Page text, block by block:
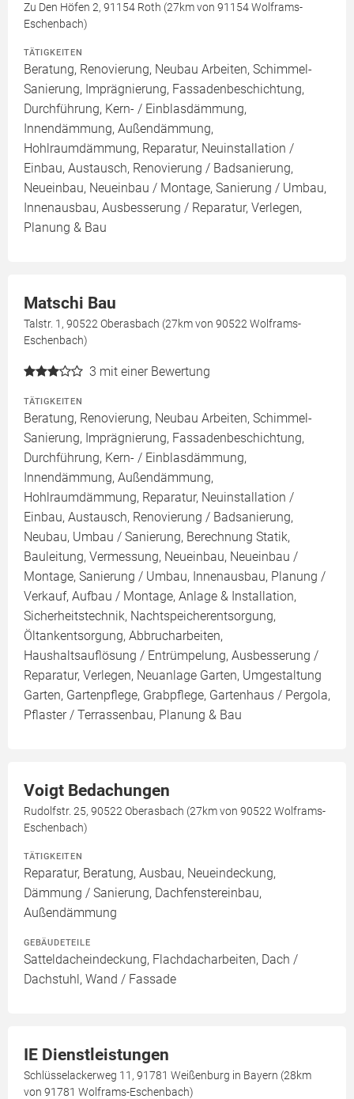
Zu Den Höfen 2, 91154 Roth (27km von 91154 Wolframs-
Eschenbach)
TÄTIGKEITEN
Beratung, Renovierung, Neubau Arbeiten, Schimmel-
Sanierung, Imprägnierung, Fassadenbeschichtung,
Durchführung, Kern- / Einblasdämmung,
Innendämmung, Außendämmung,
Hohlraumdämmung, Reparatur, Neuinstallation /
Einbau, Austausch, Renovierung / Badsanierung,
Neueinbau, Neueinbau / Montage, Sanierung / Umbau,
Innenausbau, Ausbesserung / Reparatur, Verlegen,
Planung & Bau
Matschi Bau
Talstr. 1, 90522 Oberasbach (27km von 90522 Wolframs-
Eschenbach)
3 mit einer Bewertung
TÄTIGKEITEN
Beratung, Renovierung, Neubau Arbeiten, Schimmel-
Sanierung, Imprägnierung, Fassadenbeschichtung,
Durchführung, Kern- / Einblasdämmung,
Innendämmung, Außendämmung,
Hohlraumdämmung, Reparatur, Neuinstallation /
Einbau, Austausch, Renovierung / Badsanierung,
Neubau, Umbau / Sanierung, Berechnung Statik,
Bauleitung, Vermessung, Neueinbau, Neueinbau /
Montage, Sanierung / Umbau, Innenausbau, Planung /
Verkauf, Aufbau / Montage, Anlage & Installation,
Sicherheitstechnik, Nachtspeicherentsorgung,
Öltankentsorgung, Abbrucharbeiten,
Haushaltsauflösung / Entrümpelung, Ausbesserung /
Reparatur, Verlegen, Neuanlage Garten, Umgestaltung
Garten, Gartenpflege, Grabpflege, Gartenhaus / Pergola,
Pflaster / Terrassenbau, Planung & Bau
Voigt Bedachungen
Rudolfstr. 25, 90522 Oberasbach (27km von 90522 Wolframs-
Eschenbach)
TÄTIGKEITEN
Reparatur, Beratung, Ausbau, Neueindeckung,
Dämmung / Sanierung, Dachfenstereinbau,
Außendämmung
GEBÄUDETEILE
Satteldacheindeckung, Flachdacharbeiten, Dach /
Dachstuhl, Wand / Fassade
IE Dienstleistungen
Schlüsselackerweg 11, 91781 Weißenburg in Bayern (28km
von 91781 Wolframs-Eschenbach)